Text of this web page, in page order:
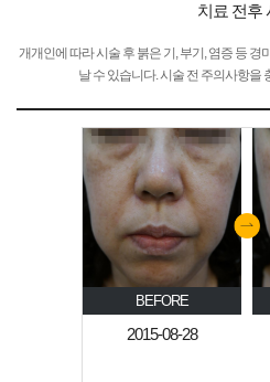
치료 전후
개개인에 따라 시술 후 붉은 기, 부기, 염증 등
날 수 있습니다. 시술 전 주의사항을
BEFORE
2015-08-28